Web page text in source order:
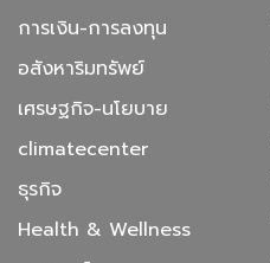
การเงิน-การลงทุน
อสังหาริมทรัพย์
เศรษฐกิจ-นโยบาย
climatecenter
ธุรกิจ
Health & Wellness